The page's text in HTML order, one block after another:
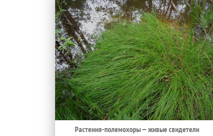
Растения-полемохоры — живые свидетели